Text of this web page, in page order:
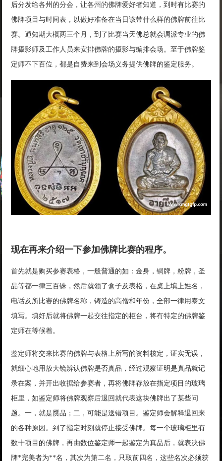
后分发给各州的分会，让各州的佛牌爱好者知道，到时有比赛的
佛牌项目与时间表，以做好准备在当日该带什么样的佛牌前往比
赛。通知期大概两三个月，到了比赛当天佛总就会调派专业的佛
牌摄影师及工作人员来安排佛牌的摄影与编排会场。至于佛牌鉴
定师不下百位，都是自费来到会场义务提供佛牌的鉴定服务。
现在再来介绍一下参加佛牌比赛的程序。
首先就是购买参赛表格，一般普通的如：金身，铜牌，粉牌，圣
品等都一律三百铢，然后就领了盒子及表格，在桌上填上姓名，
电话及所比赛的佛牌名称，铸造的高僧和年份，全部一律用泰文
填写。填好后就将佛牌一起交往指定的柜台，将有特定的佛牌鉴
定师在等候着。
鉴定师将交来比赛的佛牌与表格上所写的资料核定，证实无误，
就细心地用放大镜辨认佛牌是否真品，经过观察证明是真品就记
录在案，并开出收据给参赛者，再将佛牌存放在指定项目的玻璃
柜里，如鉴定师将佛牌观察后退回就代表这块佛牌出了某些问
题。一，就是赝品；二，可能是送错项目。鉴定师会解释退回来
的各种原因。到了指定时刻就停止接受佛牌。每一个玻璃柜里有
数十项目的佛牌，再由数位鉴定师一起鉴定为真品后，就表决佛
牌*完美者为**名，其次为第二名，只取前四名，这些名次必须获